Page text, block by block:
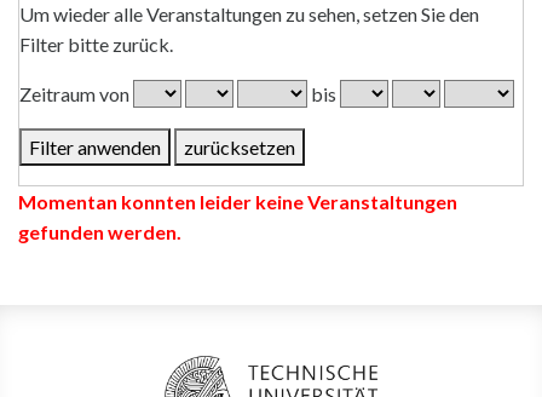
Um wieder alle Veranstaltungen zu sehen, setzen Sie den
Filter bitte zurück.
Zeitraum von bis
Momentan konnten leider keine Veranstaltungen
gefunden werden.